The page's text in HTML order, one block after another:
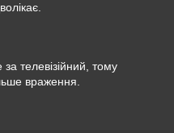
телевізійний, тому
враження.